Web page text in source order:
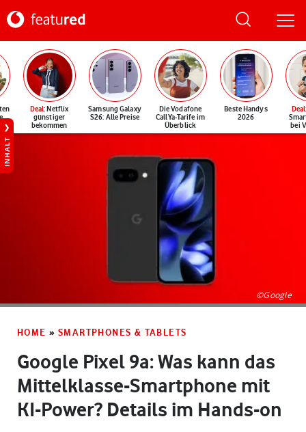
Deal: Netflix
günstiger
bekommen
Samsung Galaxy
S26: Alle Preise
Die Vodafone
CallYa-Tarife im
Überblick
Beste Handys
2026
Deal
bei
INHALT
©Google
HOME » SMARTPHONES & TABLETS
Google Pixel 9a: Was kann das
Mittelklasse-Smartphone mit
KI-Power? Details im Hands-on